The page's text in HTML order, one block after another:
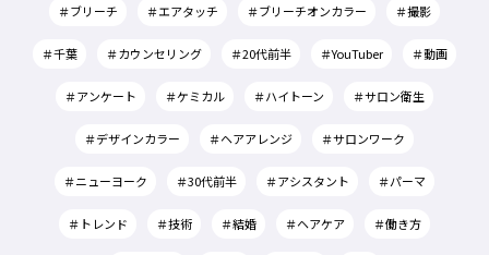
＃ブリーチ ＃エアタッチ ＃ブリーチオンカラー ＃撮影
＃千葉 ＃カウンセリング ＃20代前半 ＃YouTuber ＃動画
＃アンケート ＃ケミカル ＃ハイトーン ＃サロン衛生
＃デザインカラー ＃ヘアアレンジ ＃サロンワーク
＃ニューヨーク ＃30代前半 ＃アシスタント ＃パーマ
＃トレンド ＃技術 ＃結婚 ＃ヘアケア ＃働き方